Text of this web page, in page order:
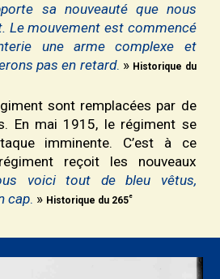
sa nouveauté que nous
Le mouvement est commencé
une arme complexe et
pas en retard. » Historique du
sont remplacées par de
En mai 1915, le régiment se
imminente. C’est à ce
reçoit les nouveaux
voici tout de bleu vêtus,
cap. » Historique du 265e